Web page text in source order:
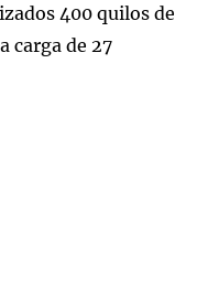
400 quilos de
carga de 27